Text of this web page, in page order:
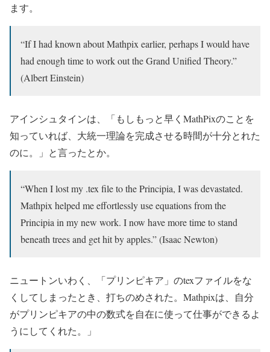
ます。
“If I had known about Mathpix earlier, perhaps I would have
had enough time to work out the Grand Unified Theory.”
(Albert Einstein)
アインシュタインは、「もしもっと早くMathPixのことを
知っていれば、大統一理論を完成させる時間が十分とれた
のに。」と言ったとか。
“When I lost my .tex file to the Principia, I was devastated.
Mathpix helped me effortlessly use equations from the
Principia in my new work. I now have more time to stand
beneath trees and get hit by apples.” (Isaac Newton)
ニュートンいわく、「プリンピキア」のtexファイルをな
くしてしまったとき、打ちのめされた。Mathpixは、自分
がプリンピキアの中の数式を自在に使って仕事ができるよ
うにしてくれた。」